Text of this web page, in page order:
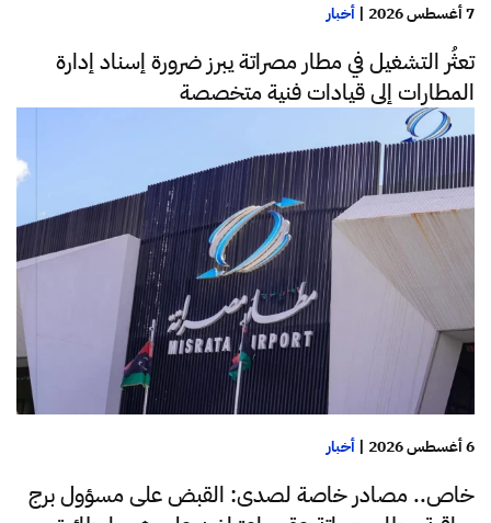
7 أغسطس 2026 | أخبار
تعثُر التشغيل في مطار مصراتة يبرز ضرورة إسناد إدارة
المطارات إلى قيادات فنية متخصصة
6 أغسطس 2026 | أخبار
خاص.. مصادر خاصة لصدى: القبض على مسؤول برج